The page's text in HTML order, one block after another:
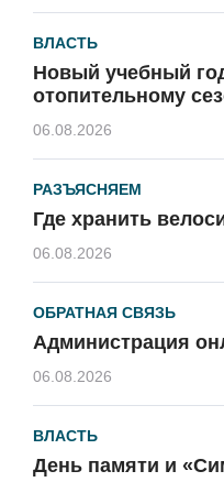
ВЛАСТЬ
Новый учебный
отопительному
06.08.2026
РАЗЪЯСНЯЕМ
Где хранить
06.08.2026
ОБРАТНАЯ СВЯЗЬ
Администрация
06.08.2026
ВЛАСТЬ
День памяти и